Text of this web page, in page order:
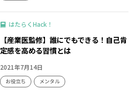
はたらくHack！
【産業医監修】誰にでもできる！自己肯
定感を高める習慣とは
2021年7月14日
お役立ち メンタル